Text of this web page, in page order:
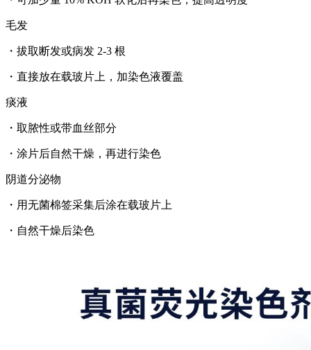
毛发
・拔取断发或病发 2-3 根
・直接放在载玻片上，加染色液覆盖
痰液
・取脓性或带血丝部分
・涂片后自然干燥，再进行染色
阴道分泌物
・用无菌棉签采集后涂在载玻片上
・自然干燥后染色